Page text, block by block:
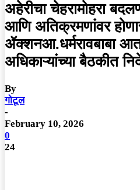
अहेरीचा चेहरामोहरा
आणि अतिक्रमणांवर
ॲक्शनआ.धर्मरावबाबा
अधिकाऱ्यांच्या बैठकीत
By
गोटूल
-
February 10, 2026
0
24